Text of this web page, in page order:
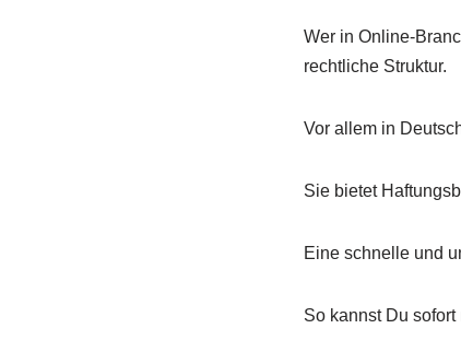
Wer in Online-
rechtliche Struktur.
Vor allem in
Sie bietet
Eine schnelle und
So kannst Du